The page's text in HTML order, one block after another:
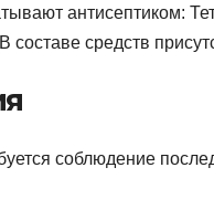
антисептиком:
средств
соблюдение